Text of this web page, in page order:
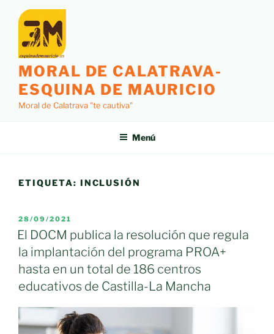
contenido
MORAL DE CALATRAVA-
ESQUINA DE MAURICIO
Moral de Calatrava "te cautiva"
Menú
ETIQUETA: INCLUSIÓN
PUBLICADO
EL
28/09/2021
El DOCM publica la resolución que regula
la implantación del programa PROA+
hasta en un total de 186 centros
educativos de Castilla-La Mancha